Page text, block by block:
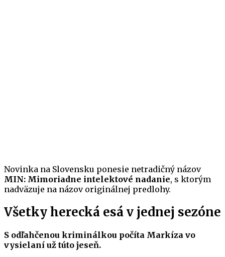
Novinka na Slovensku ponesie netradičný názov
MIN: Mimoriadne intelektové nadanie, s ktorým
nadväzuje na názov originálnej predlohy.
Všetky herecká esá v jednej sezóne
S odľahčenou kriminálkou počíta Markíza vo
vysielaní už túto jeseň.